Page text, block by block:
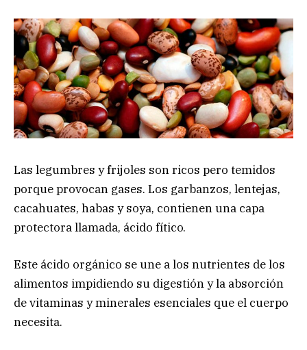
Las legumbres y frijoles son ricos pero temidos
porque provocan gases. Los garbanzos, lentejas,
cacahuates, habas y soya, contienen una capa
protectora llamada, ácido fítico.
Este ácido orgánico se une a los nutrientes de los
alimentos impidiendo su digestión y la absorción
de vitaminas y minerales esenciales que el cuerpo
necesita.